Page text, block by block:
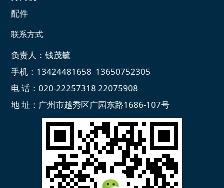
配件
联系方式
负责人：钱茂毓
手机：13424481658 13650752305
电 话：020-22257318 22075908
地 址：广州市越秀区广园东路1686-107号